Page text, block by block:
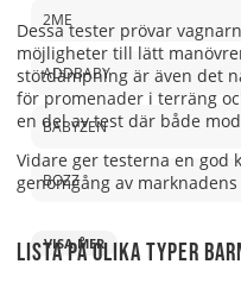
Dessa tester prövar
möjligheter till lätt
stötdämpning är även det
för promenader i terräng
en del av test där både
Vidare ger testerna en god
genomgång av
Lista på olika typer
2ME
ADDBABY
BABYZEN
BOZZ
VISA MER